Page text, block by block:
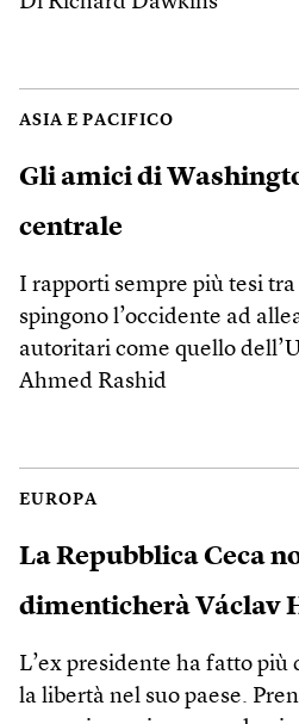
ASIA E PACIFICO
Gli amici di
centrale
I rapporti sempre più tesi
spingono l’occidente ad
autoritari come quello
Ahmed Rashid
EUROPA
La Repubblica Ceca
dimenticherà Václav
L’ex presidente ha fatto
la libertà nel suo paese.